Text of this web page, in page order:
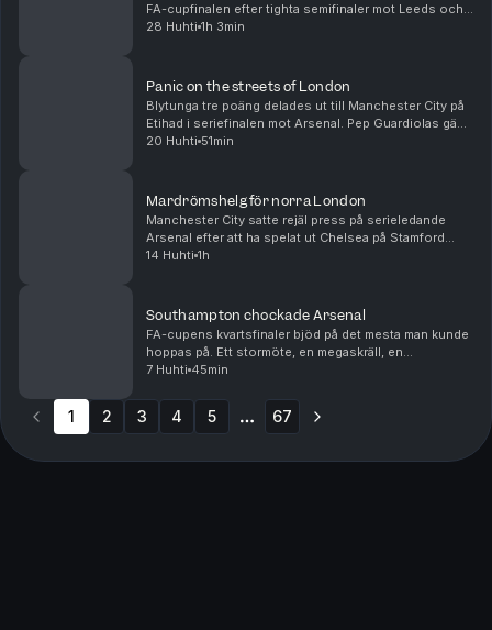
FA-cupfinalen efter tighta semifinaler mot Leeds och
Southampton respektive. Vi pratar tränarbyten och
28 Huhti 1h 3min
Panic on the streets of London
Blytunga tre poäng delades ut till Manchester City på
Etihad i seriefinalen mot Arsenal. Pep Guardiolas gäng
har därmed hämtat upp Arsenals försprång och får nu
20 Huhti 51min
Mardrömshelg för norra London
Manchester City satte rejäl press på serieledande
Arsenal efter att ha spelat ut Chelsea på Stamford
Bridge dagen efter Arsenal gått på pumpen hemma
14 Huhti 1h
Southampton chockade Arsenal
FA-cupens kvartsfinaler bjöd på det mesta man kunde
hoppas på. Ett stormöte, en megaskräll, en
straffläggning och en total överkörning. Patrik Syk
sydkust...
7 Huhti 45min
1 2 3 4 5 67